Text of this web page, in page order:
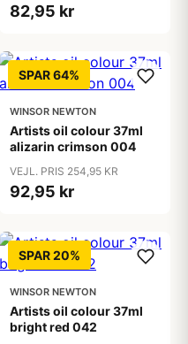
82,95 kr
SPAR 64%
WINSOR NEWTON
Artists oil colour 37ml
alizarin crimson 004
VEJL. PRIS 254,95 KR
92,95 kr
SPAR 20%
WINSOR NEWTON
Artists oil colour 37ml
bright red 042